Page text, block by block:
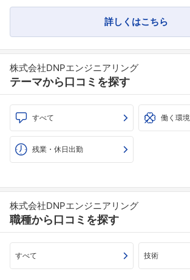
詳しくはこちら
株式会社DNPエンジニアリング
テーマから口コミを探す
すべて 働く環境
残業・休日出勤
株式会社DNPエンジニアリング
職種から口コミを探す
すべて 技術